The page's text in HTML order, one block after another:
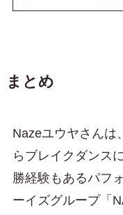
まとめ
Nazeユウヤさんは
らブレイクダンス
勝経験もあるパフ
ーイズグループ「